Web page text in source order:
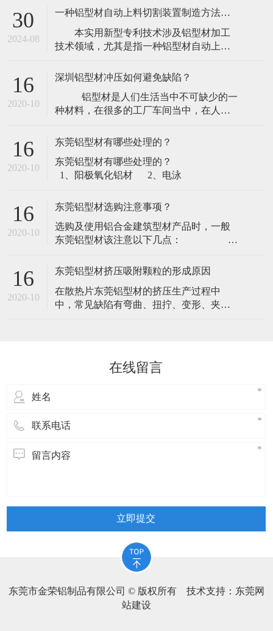
30
2024-08
一种铝型材自动上料切割装置制造方法及图纸
本实用新型专利技术涉及铝型材加工
技术领域，尤其是指一种铝型材自动上料
缸、传动带、驱动电机和切割机构，所述
述支架上设置有外壳，所述切割机构安装
于所述外壳内，所述外壳下端设置有进出
所述吸尘机构安
16
2020-10
深圳铝型材冲压如何避免缺陷？
​ 铝型材是人们生活当中不可缺少的一
种材料，在很多的工厂车间当中，在人们
常重要的地位。而工业铝型材是一种质地
较软的材料，所以在冲压生产的时候就会
很容易出现被损伤的现象，那么深圳铝型
材冲压如何避免缺陷？以下几点：
16
2020-10
东莞铝型材有哪些处理的？
​东莞铝型材有哪些处理的？
1、阳极氧化铝材 2、电泳
16
2020-10
东莞铝型材选购注意事项？
​选购及使用铝合金建筑型材产品时，一般
东莞铝型材该注意以下几点：
期、规格
16
2020-10
东莞铝型材挤压吸附颗粒的形成原因
​在散热片东莞铝型材的挤压生产过程中
中，常见缺陷有弯曲、扭拧、变形、夹渣
的表面美观，造成废品。“吸附颗粒”的形成
原因主要有以下几点：
在线留言
立即提交
东莞市金荣铝制品有限公司 © 版权所有 技术支持： 东莞网
站建设